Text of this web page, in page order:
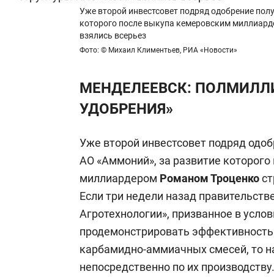
Уже второй инвестсовет подряд одобрение
которого после выкупа кемеровским
взялись всерьез
Фото: © Михаил Климентьев, РИА «Новости»
МЕНДЕЛЕЕВСК:
УДОБРЕНИЯ»
Уже второй инвестсовет подряд
АО «Аммоний», за развитие
миллиардером Романом Троценко
Если три недели назад
Агротехнологии», призванное в
продемонстрировать
карбамидно-аммиачных смесей, то
непосредственно по их